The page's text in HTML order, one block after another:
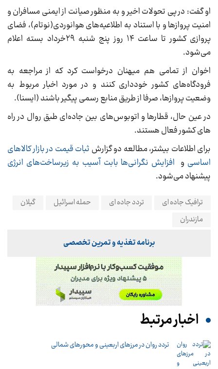
او گفت: در پی تحولات اخیر و به منظور صیانت از ایمنی مسافران و
امنیت پروازها و با استناد به اطلاعیه‌های هوانوردی(نوتام)، فضای
پروازی کشور تا ساعت ۱۴ روز پنج شنبه ۲۹خرداد بسته اعلام
می‌شود.
اخوان از تمامی هم میهنان درخواست کرد که از مراجعه به
فرودگاه‌های کشور خودداری کنند و در مورد اخبار مربوط به
وضعیت پروازها، صرفا از طریق منابع رسمی پیگیر باشند (ایسنا).
در عین حال، قطارها و اتوبوس‌های بین جاده‌ای طبق روال در راه
های کشور فعال هستند.
برای اطلاعات بیشتر، مطالعه دو گزارش ثبات قیمت در بازار کالاهای
اساسی و افزایش نگرانی‌ها بابت آسیب به زیرساخت‌های انرژی
پیشنهاد می‌شود.
ترافیک جاده ای تردد جاده ای حمله اسرائیل
گیلان
مازندران
برنامه تغذیه و تمرین تخصصی
اخبار مرتبط
تردد روان در مرزهای اربعینی و محورهای شمالی